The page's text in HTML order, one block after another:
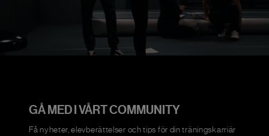
GÅ MED I VÅRT COMMUNITY
Få nyheter, elevberättelser och tips för din träningskarriär